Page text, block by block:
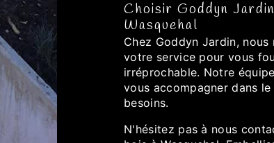
Choisir Goddyn
Wasquehal
Chez Goddyn Jardin,
votre service pour vous
irréprochable. Notre
vous accompagner dans
besoins.
N'hésitez pas à nous